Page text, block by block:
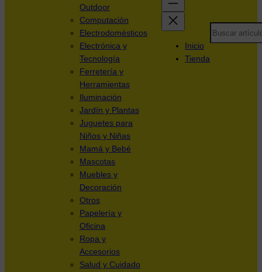
Outdoor
Computación
Electrodomésticos
Electrónica y
Tecnología
Ferretería y
Herramientas
Iluminación
Jardín y Plantas
Juguetes para
Niños y Niñas
Mamá y Bebé
Mascotas
Muebles y
Decoración
Otros
Papelería y
Oficina
Ropa y
Accesorios
Salud y Cuidado
Inicio
Tienda
Search